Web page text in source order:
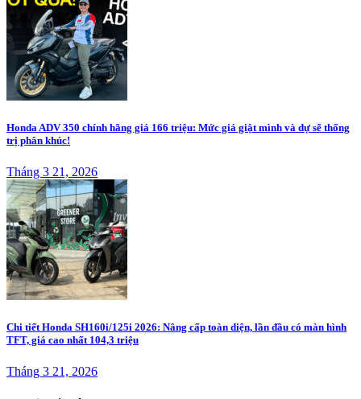
Honda ADV 350 chính hãng giá 166 triệu: Mức giá giật mình và dự sẽ thống
trị phân khúc!
Tháng 3 21, 2026
Chi tiết Honda SH160i/125i 2026: Nâng cấp toàn diện, lần đầu có màn hình
TFT, giá cao nhất 104,3 triệu
Tháng 3 21, 2026